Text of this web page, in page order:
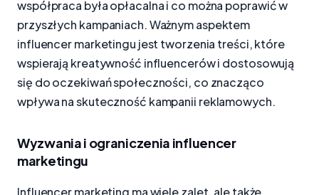
współpraca była opłacalna i co można poprawić w
przyszłych kampaniach. Ważnym aspektem
influencer marketingu jest tworzenia treści, które
wspierają kreatywność influencerów i dostosowują
się do oczekiwań społeczności, co znacząco
wpływa na skuteczność kampanii reklamowych.
Wyzwania i ograniczenia influencer
marketingu
Influencer marketing ma wiele zalet, ale także